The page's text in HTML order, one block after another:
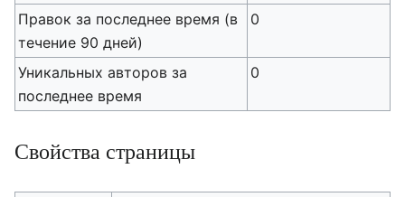
Правок за последнее время (в
течение 90 дней)
0
Уникальных авторов за
последнее время
0
Свойства страницы